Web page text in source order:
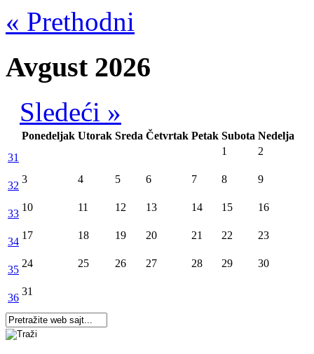
« Prethodni
Avgust 2026
Sledeći »
Ponedeljak Utorak Sreda Četvrtak Petak Subota Nedelja
31
1 2
32
3 4 5 6 7 8 9
33
10 11 12 13 14 15 16
34
17 18 19 20 21 22 23
35
24 25 26 27 28 29 30
36
31